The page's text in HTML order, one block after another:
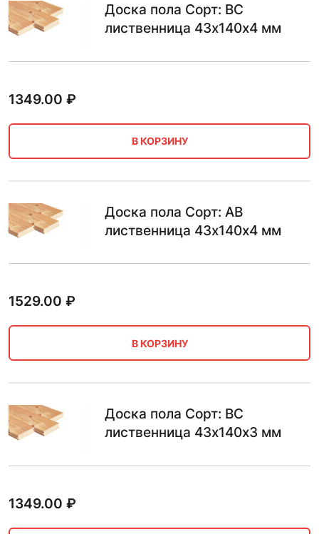
Доска пола Сорт: BC
лиственница 43х140х4 мм
1349.00 ₽
В КОРЗИНУ
Доска пола Сорт: AB
лиственница 43х140х4 мм
1529.00 ₽
В КОРЗИНУ
Доска пола Сорт: BC
лиственница 43х140х3 мм
1349.00 ₽